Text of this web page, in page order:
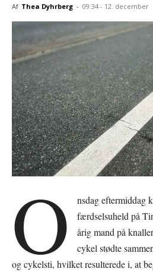
Af Thea Dyhrberg - 09:34 - 12. december
O
nsdag eftermiddag
færdselsuheld på
årig mand på
cykel stødte
og cykelsti, hvilket resulterede i, at